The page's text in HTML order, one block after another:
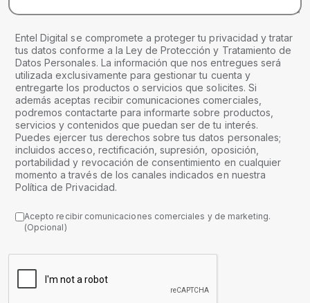
Entel Digital se compromete a proteger tu privacidad y tratar
tus datos conforme a la Ley de Protección y Tratamiento de
Datos Personales. La información que nos entregues será
utilizada exclusivamente para gestionar tu cuenta y
entregarte los productos o servicios que solicites. Si
además aceptas recibir comunicaciones comerciales,
podremos contactarte para informarte sobre productos,
servicios y contenidos que puedan ser de tu interés.
Puedes ejercer tus derechos sobre tus datos personales;
incluidos acceso, rectificación, supresión, oposición,
portabilidad y revocación de consentimiento en cualquier
momento a través de los canales indicados en nuestra
Política de Privacidad.
Acepto recibir comunicaciones comerciales y de marketing.
(Opcional)